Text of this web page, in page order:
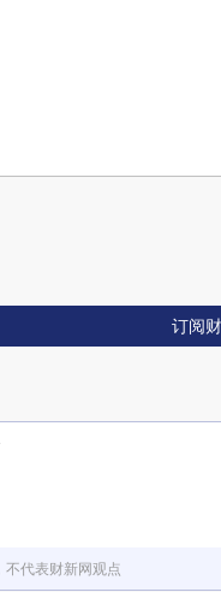
订阅
不代表财新网观点